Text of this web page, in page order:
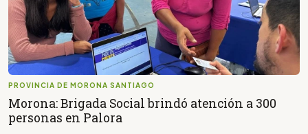
PROVINCIA DE MORONA SANTIAGO
Morona: Brigada Social brindó atención a 300
personas en Palora